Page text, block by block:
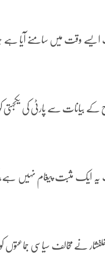
ایسے وقت میں سامنے آیا ہے جب
کے بیانات سے پارٹی کی یکجہتی
ایک مثبت پیغام نہیں ہے،
نے مخالف سیاسی جماعتوں کو